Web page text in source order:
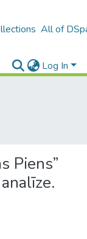
All of
Log In
Piens”